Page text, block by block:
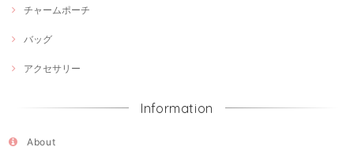
チャームポーチ
バッグ
アクセサリー
Information
About